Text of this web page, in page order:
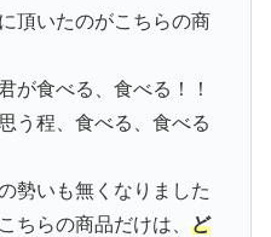
頂いたのがこちらの商
が食べる、食べる！！
う程、食べる、食べる
勢いも無くなりました
ちらの商品だけは、 ど